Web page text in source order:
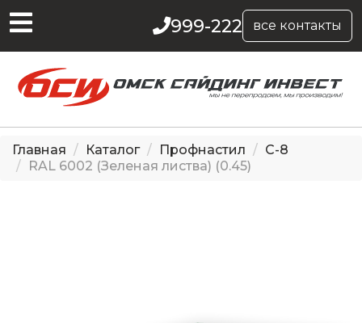
999-222 все контакты
Главная Каталог Профнастил
С-8
RAL 6002 (Зеленая листва) (0.45)